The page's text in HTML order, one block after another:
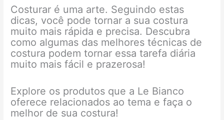
Costurar é uma arte. Seguindo estas
dicas, você pode tornar a sua costura
muito mais rápida e precisa. Descubra
como algumas das melhores técnicas de
costura podem tornar essa tarefa diária
muito mais fácil e prazerosa!
Explore os produtos que a Le Bianco
oferece relacionados ao tema e faça o
melhor de sua costura!